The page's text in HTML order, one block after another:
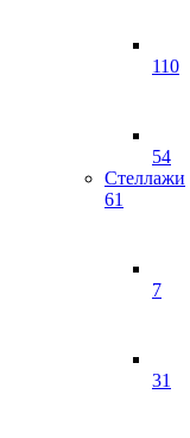
110
54
Стеллажи
61
7
31